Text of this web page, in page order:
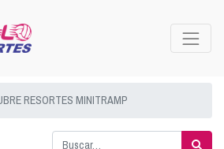
RESORTES MINITRAMP